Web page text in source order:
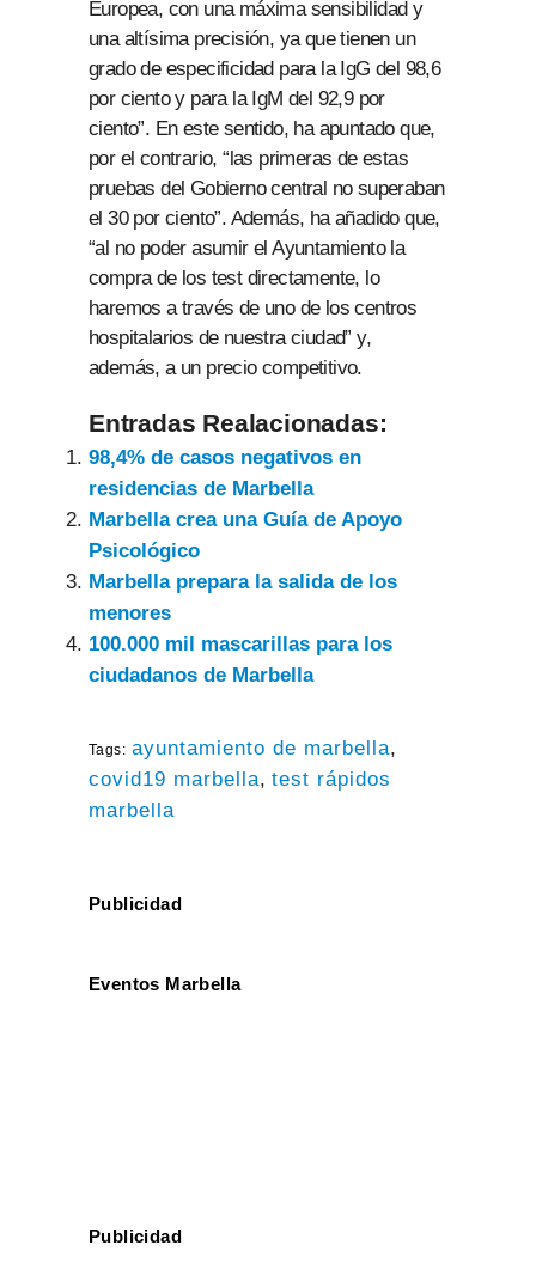
Europea, con una máxima sensibilidad y
una altísima precisión, ya que tienen un
grado de especificidad para la IgG del 98,6
por ciento y para la IgM del 92,9 por
ciento”. En este sentido, ha apuntado que,
por el contrario, “las primeras de estas
pruebas del Gobierno central no superaban
el 30 por ciento”. Además, ha añadido que,
“al no poder asumir el Ayuntamiento la
compra de los test directamente, lo
haremos a través de uno de los centros
hospitalarios de nuestra ciudad” y,
además, a un precio competitivo.
Entradas Realacionadas:
98,4% de casos negativos en
residencias de Marbella
Marbella crea una Guía de Apoyo
Psicológico
Marbella prepara la salida de los
menores
100.000 mil mascarillas para los
ciudadanos de Marbella
Tags: ayuntamiento de marbella,
covid19 marbella, test rápidos
marbella
Publicidad
Eventos Marbella
Publicidad